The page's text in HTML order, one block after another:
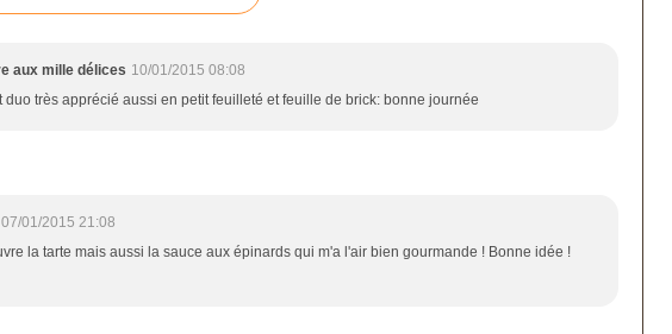
aux mille délices 10/01/2015 08:08
duo très apprécié aussi en petit feuilleté et feuille de brick: bonne journée
07/01/2015 21:08
la tarte mais aussi la sauce aux épinards qui m'a l'air bien gourmande ! Bonne idée !